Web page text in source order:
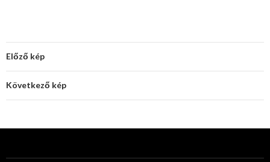
Előző kép
Következő kép